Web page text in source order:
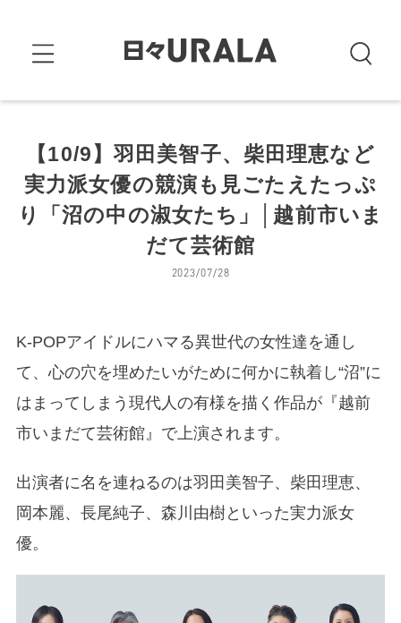
【10/9】羽田美智子、柴田理恵など
実力派女優の競演も見ごたえたっぷ
り「沼の中の淑女たち」│越前市いま
だて芸術館
2023/07/28
K-POPアイドルにハマる異世代の女性達を通し
て、心の穴を埋めたいがために何かに執着し“沼”に
はまってしまう現代人の有様を描く作品が『越前
市いまだて芸術館』で上演されます。
出演者に名を連ねるのは羽田美智子、柴田理恵、
岡本麗、長尾純子、森川由樹といった実力派女
優。